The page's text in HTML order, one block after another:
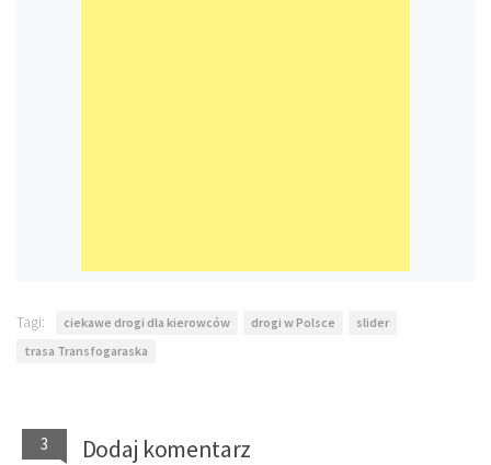
Tagi: ciekawe drogi dla kierowców drogi w Polsce
slider
trasa Transfogaraska
3 Dodaj komentarz